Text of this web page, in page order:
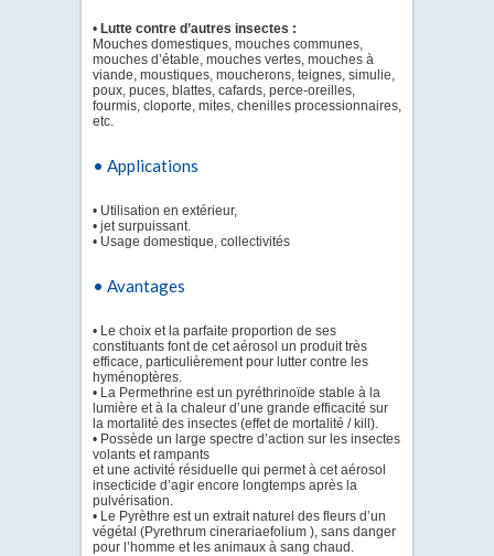
• Lutte contre d’autres insectes :
Mouches domestiques, mouches communes,
mouches d’étable, mouches vertes, mouches à
viande, moustiques, moucherons, teignes, simulie,
poux, puces, blattes, cafards, perce-oreilles,
fourmis, cloporte, mites, chenilles processionnaires,
etc.
• Applications
• Utilisation en extérieur,
• jet surpuissant.
• Usage domestique, collectivités
• Avantages
• Le choix et la parfaite proportion de ses
constituants font de cet aérosol un produit très
efficace, particulièrement pour lutter contre les
hyménoptères.
• La Permethrine est un pyréthrinoïde stable à la
lumière et à la chaleur d’une grande efficacité sur
la mortalité des insectes (effet de mortalité / kill).
• Possède un large spectre d’action sur les insectes
volants et rampants
et une activité résiduelle qui permet à cet aérosol
insecticide d’agir encore longtemps après la
pulvérisation.
• Le Pyrèthre est un extrait naturel des fleurs d’un
végétal (Pyrethrum cinerariaefolium ), sans danger
pour l’homme et les animaux à sang chaud.